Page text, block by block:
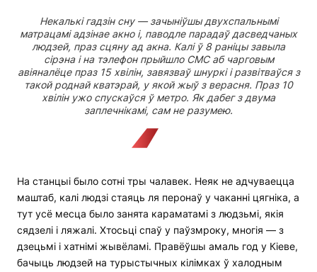
Некалькі гадзін сну — зачыніўшы двухспальнымі
матрацамі адзінае акно і, паводле парадаў дасведчаных
людзей, праз сцяну ад акна. Калі ў 8 раніцы завыла
сірэна і на тэлефон прыйшло СМС аб чарговым
авіяналёце праз 15 хвілін, завязваў шнуркі і развітваўся з
такой роднай кватэрай, у якой жыў з верасня. Праз 10
хвілін ужо спускаўся ў метро. Як дабег з двума
заплечнікамі, сам не разумею.
На станцыі было сотні тры чалавек. Неяк не адчуваецца
маштаб, калі людзі стаяць ля перонаў у чаканні цягніка, а
тут усё месца было занята караматамі з людзьмі, якія
сядзелі і ляжалі. Хтосьці спаў у паўзмроку, многія — з
дзецьмі і хатнімі жывёламі. Правёўшы амаль год у Кіеве,
бачыць людзей на турыстычных кілімках ў халодным